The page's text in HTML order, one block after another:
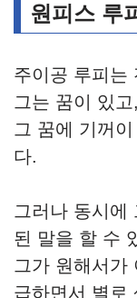
원피스 루
주이공 루피는
그는 꿈이 있
그 꿈에 기꺼
다.
그러나 동시에
된 말을 할 수
그가 원해서가
급하면서 별로